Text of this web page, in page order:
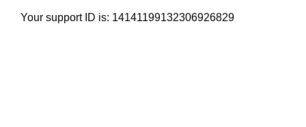
Your support ID is: 14141199132306926829